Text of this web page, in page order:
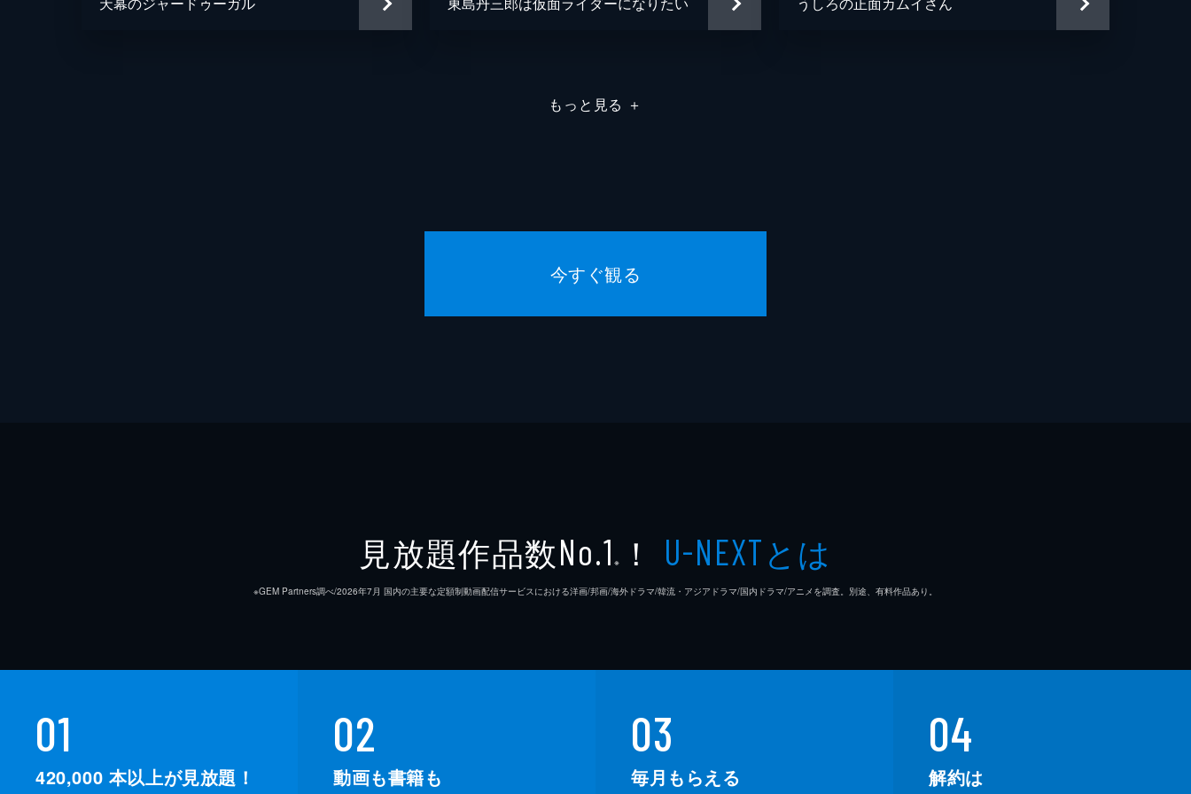
もっと見る ＋
今すぐ観る
見放題作品数No.1 ※ ！ U-NEXTとは
※GEM Partners調べ/2026年7⽉ 国内の主要な定額制動画配信サービスにおける洋画/邦画/海外ドラマ/韓流・アジアドラマ/国内ドラマ/アニメを調査。別途、有料作品あり。
01
420,000 本以上が見放題！
02
動画も書籍も
03
毎月もらえる
04
解約は